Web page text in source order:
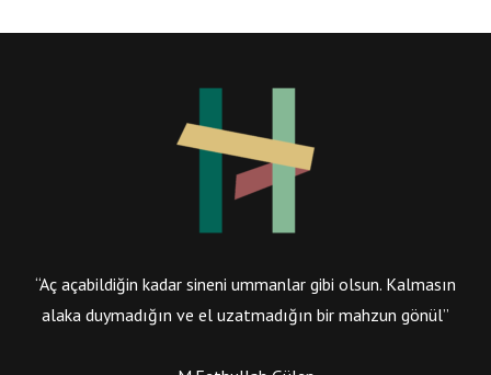
“Aç açabildiğin kadar sineni ummanlar gibi olsun. Kalmasın
alaka duymadığın ve el uzatmadığın bir mahzun gönül”